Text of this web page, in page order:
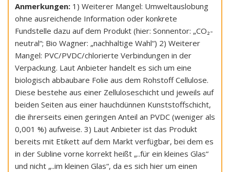
Anmerkungen: 1) Weiterer Mangel: Umweltauslobung
ohne ausreichende Information oder konkrete
Fundstelle dazu auf dem Produkt (hier: Sonnentor: „CO₂-
neutral“; Bio Wagner: „nachhaltige Wahl“) 2) Weiterer
Mangel: PVC/PVDC/chlorierte Verbindungen in der
Verpackung. Laut Anbieter handelt es sich um eine
biologisch abbaubare Folie aus dem Rohstoff Cellulose.
Diese bestehe aus einer Zelluloseschicht und jeweils auf
beiden Seiten aus einer hauchdünnen Kunststoffschicht,
die ihrerseits einen geringen Anteil an PVDC (weniger als
0,001 %) aufweise. 3) Laut Anbieter ist das Produkt
bereits mit Etikett auf dem Markt verfügbar, bei dem es
in der Subline vorne korrekt heißt „..für ein kleines Glas“
und nicht „..im kleinen Glas“, da es sich hier um einen